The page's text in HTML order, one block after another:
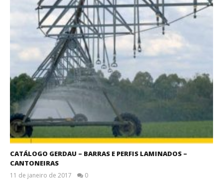
CATÁLOGO GERDAU – BARRAS E PERFIS LAMINADOS –
CANTONEIRAS
11 de janeiro de 2017 0